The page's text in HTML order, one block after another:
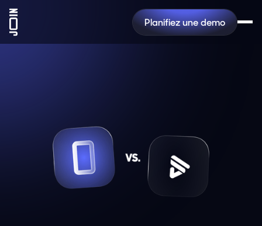
Planifiez une demo